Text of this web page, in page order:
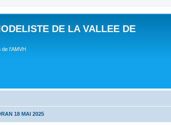
DE LA VALLEE DE
de l'AMVH
18 MAI 2025